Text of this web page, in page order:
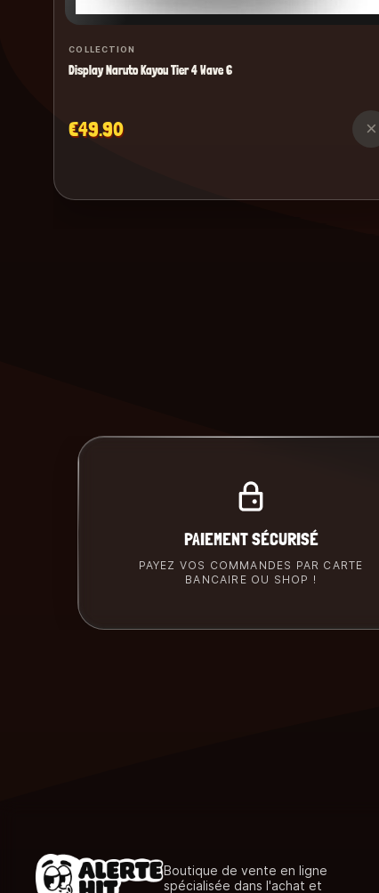
COLLECTION
Display Naruto Kayou Tier 4 Wave 6
€49.90 ×
PAIEMENT SÉCURISÉ
PAYEZ VOS COMMANDES PAR CARTE
BANCAIRE OU SHOP !
Boutique de vente en ligne
spécialisée dans l'achat et